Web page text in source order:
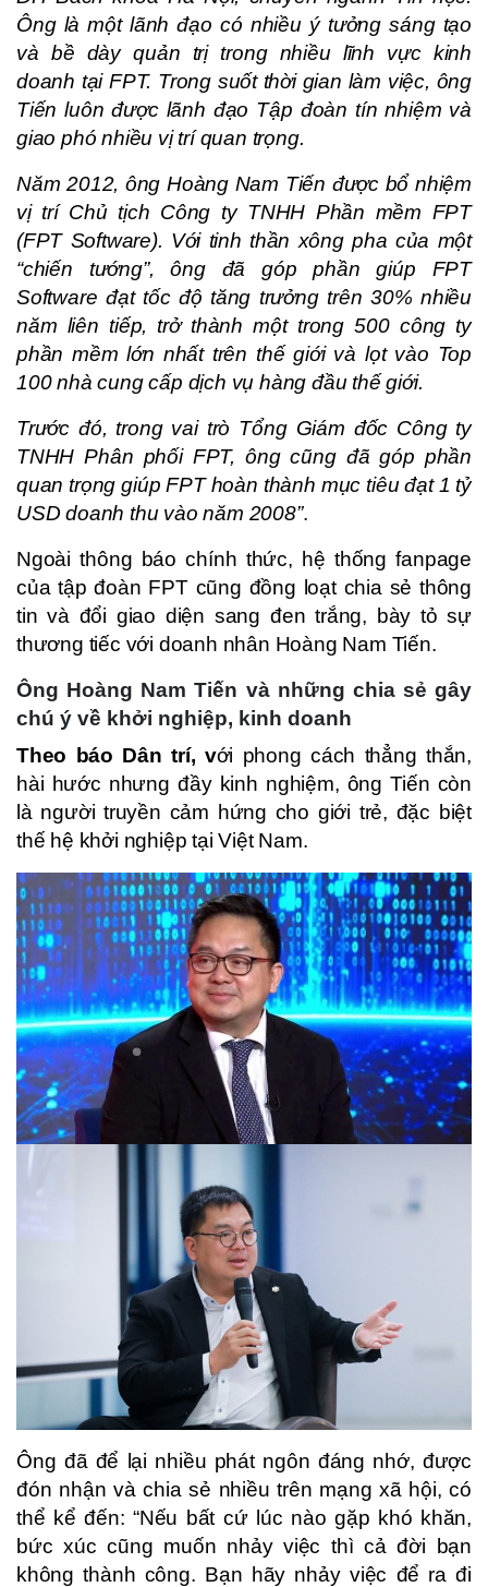
Ông là một lãnh đạo có nhiều ý tưởng sáng tạo
và bề dày quản trị trong nhiều lĩnh vực kinh
doanh tại FPT. Trong suốt thời gian làm việc, ông
Tiến luôn được lãnh đạo Tập đoàn tín nhiệm và
giao phó nhiều vị trí quan trọng.
Năm 2012, ông Hoàng Nam Tiến được bổ nhiệm
vị trí Chủ tịch Công ty TNHH Phần mềm FPT
(FPT Software). Với tinh thần xông pha của một
“chiến tướng”, ông đã góp phần giúp FPT
Software đạt tốc độ tăng trưởng trên 30% nhiều
năm liên tiếp, trở thành một trong 500 công ty
phần mềm lớn nhất trên thế giới và lọt vào Top
100 nhà cung cấp dịch vụ hàng đầu thế giới.
Trước đó, trong vai trò Tổng Giám đốc Công ty
TNHH Phân phối FPT, ông cũng đã góp phần
quan trọng giúp FPT hoàn thành mục tiêu đạt 1 tỷ
USD doanh thu vào năm 2008”.
Ngoài thông báo chính thức, hệ thống fanpage
của tập đoàn FPT cũng đồng loạt chia sẻ thông
tin và đổi giao diện sang đen trắng, bày tỏ sự
thương tiếc với doanh nhân Hoàng Nam Tiến.
Ông Hoàng Nam Tiến và những chia sẻ gây
chú ý về khởi nghiệp, kinh doanh
Theo báo Dân trí, với phong cách thẳng thắn,
hài hước nhưng đầy kinh nghiệm, ông Tiến còn
là người truyền cảm hứng cho giới trẻ, đặc biệt
thế hệ khởi nghiệp tại Việt Nam.
Ông đã để lại nhiều phát ngôn đáng nhớ, được
đón nhận và chia sẻ nhiều trên mạng xã hội, có
thể kể đến: “Nếu bất cứ lúc nào gặp khó khăn,
bức xúc cũng muốn nhảy việc thì cả đời bạn
không thành công. Bạn hãy nhảy việc để ra đi